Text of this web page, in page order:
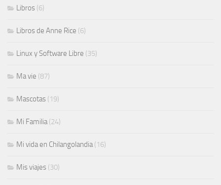
Libros (6)
Libros de Anne Rice (6)
Linux y Software Libre (35)
Ma vie (87)
Mascotas (19)
Mi Familia(24)
Mi vida en Chilangolandia(16)
Mis viajes (30)